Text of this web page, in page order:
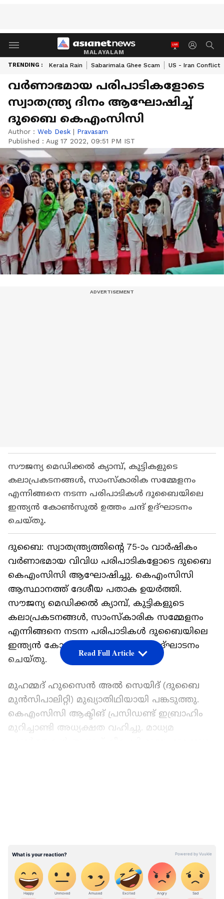
MALAYALAM
TRENDING : Kerala Rain Sabarimala Ghee Scam US - Iran Conflict
വർണാഭമായ പരിപാടികളോടെ
സ്വാതന്ത്ര്യ ദിനം ആഘോഷിച്ച്
ദുബൈ കെഎംസിസി
Author : Web Desk | Pravasam
Published : Aug 17 2022, 09:51 PM IST
സൗജന്യ മെഡിക്കൽ ക്യാമ്പ്, കുട്ടികളുടെ
കലാപ്രകടനങ്ങൾ, സാംസ്കാരിക സമ്മേളനം
എന്നിങ്ങനെ നടന്ന പരിപാടികള്‍ ദുബൈയിലെ
ഇന്ത്യൻ കോൺസുൽ ഉത്തം ചന്ദ് ഉദ്ഘാടനം
ചെയ്തു.
ദുബൈ: സ്വാതന്ത്ര്യത്തിന്റെ 75-ാം വാർഷികം
വർണാഭമായ വിവിധ പരിപാടികളോടെ ദുബൈ
കെഎംസിസി ആഘോഷിച്ചു. കെഎംസിസി
ആസ്ഥാനത്ത് ദേശീയ പതാക ഉയർത്തി.
സൗജന്യ മെഡിക്കൽ ക്യാമ്പ്, കുട്ടികളുടെ
കലാപ്രകടനങ്ങൾ, സാംസ്കാരിക സമ്മേളനം
എന്നിങ്ങനെ നടന്ന പരിപാടികള്‍ ദുബൈയിലെ
ഇന്ത്യൻ കോൺസുൽ ഉത്തം ചന്ദ് ഉദ്ഘാടനം
ചെയ്തു.
മുഹമ്മദ് ഹുസൈൻ അൽ സെയിദ് (ദുബൈ
മുൻസിപാലിറ്റി) മുഖ്യാതിഥിയായി പങ്കടുത്തു.
കെഎംസിസി ആക്ടിങ് പ്രസിഡണ്ട് ഇബ്രാഹിം
മുറിച്ചാണ്ടി അധ്യക്ഷത വഹിച്ചു. മാധ്യമ
ദേശീയ നേതാക്കളെ അനുസ്മരിച്ച് കുട്ടികൾ
നടത്തിയ വേഷപ്രകടനം ശ്രദ്ധേയമായി.
ഭാരവാഹികളായ എം.സി ഹുസൈനാർ ഹാജി,
ഒ.കെ ഇബ്രാഹിം, മുസ്തഫ വേങ്ങര, മുഹമ്മദ്
Read Full Article